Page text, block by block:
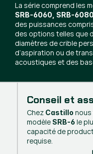
La série comprend les
SRB-6060, SRB-
des puissances
des options telles que
diamètres de crible
d’aspiration ou de
acoustiques et des
Conseil et
Chez Castillo nous
modèle SRB-6 le
capacité de
requise.